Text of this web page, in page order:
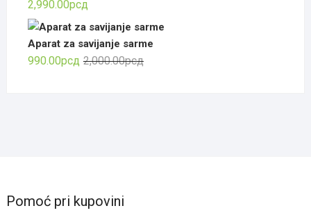
2,990.00рсд
Aparat za savijanje sarme
2,000.00рсдОригинална
990.00рсд
Тренутна
Pomoć pri kupovini